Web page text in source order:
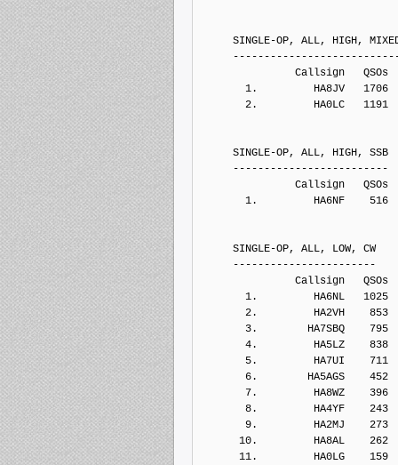
SINGLE-OP, ALL, HIGH,
Callsign   QSOs  Points
1.         HA8JV   1706
2.         HA0LC   1191
SINGLE-OP, ALL, HIGH, SSB
-------------------------
Callsign   QSOs  Points
1.         HA6NF    516
SINGLE-OP, ALL, LOW, CW
-----------------------
Callsign   QSOs  Points
1.         HA6NL   1025
2.         HA2VH    853
3.        HA7SBQ    795
4.         HA5LZ    838
5.         HA7UI    711
6.        HA5AGS    452
7.         HA8WZ    396
8.         HA4YF    243
9.         HA2MJ    273
10.         HA8AL    262
11.         HA0LG    159